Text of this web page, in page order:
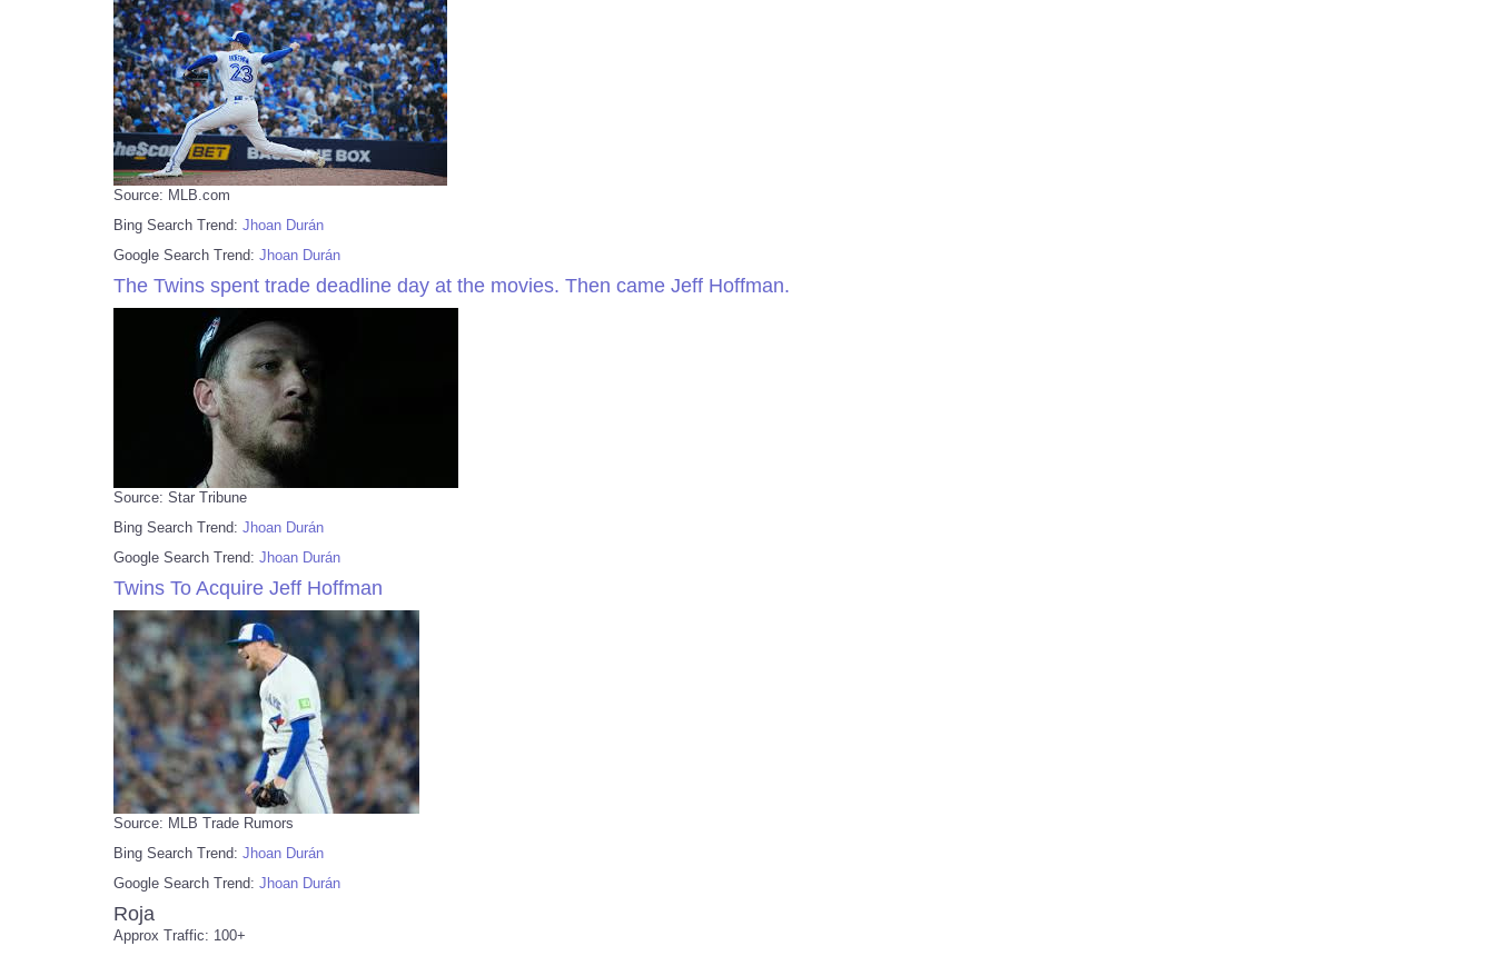
Source: MLB.com
Bing Search Trend: Jhoan Durán
Google Search Trend: Jhoan Durán
The Twins spent trade deadline day at the movies. Then came Jeff Hoffman.
Source: Star Tribune
Bing Search Trend: Jhoan Durán
Google Search Trend: Jhoan Durán
Twins To Acquire Jeff Hoffman
Source: MLB Trade Rumors
Bing Search Trend: Jhoan Durán
Google Search Trend: Jhoan Durán
Roja
Approx Traffic: 100+